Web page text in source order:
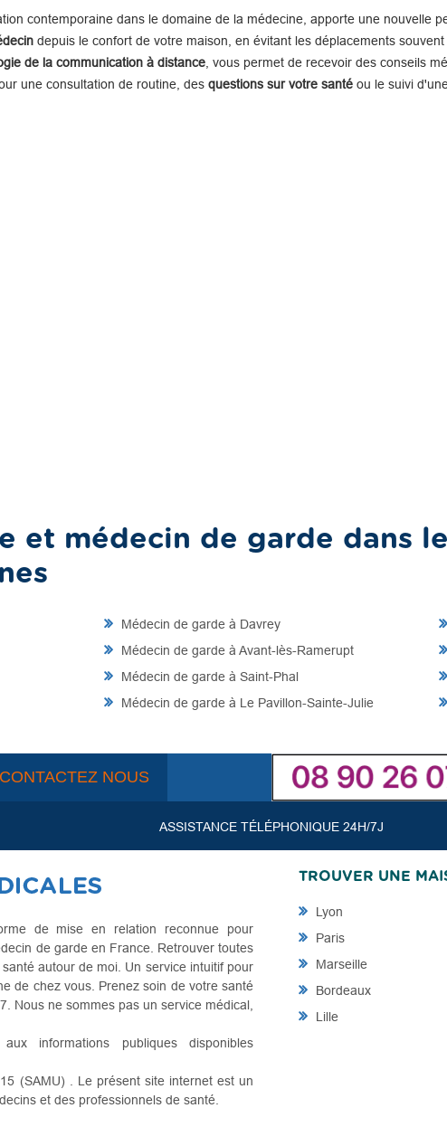
contemporaine dans le domaine de la médecine, apporte une nouvelle
depuis le confort de votre maison, en évitant les déplacements
de la communication à distance , vous permet de recevoir des conseils
une consultation de routine, des questions sur votre santé ou le suivi
et médecin de garde dans
Médecin de garde à Davrey
Médecin de garde à Avant-lès-Ramerupt
Médecin de garde à Saint-Phal
Médecin de garde à Le Pavillon-Sainte-Julie
CONTACTEZ NOUS
ASSISTANCE TÉLÉPHONIQUE 24H/7J
de mise en relation reconnue pour
de garde en France. Retrouver toutes
autour de moi. Un service intuitif pour
de chez vous. Prenez soin de votre santé
Nous ne sommes pas un service médical,
informations publiques disponibles
(SAMU) . Le présent site internet est un
et des professionnels de santé.
TROUVER UNE
Lyon
Paris
Marseille
Bordeaux
Lille